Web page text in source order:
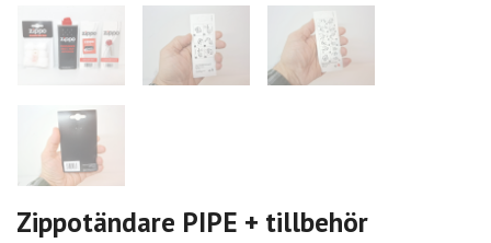
Zippotändare PIPE + tillbehör